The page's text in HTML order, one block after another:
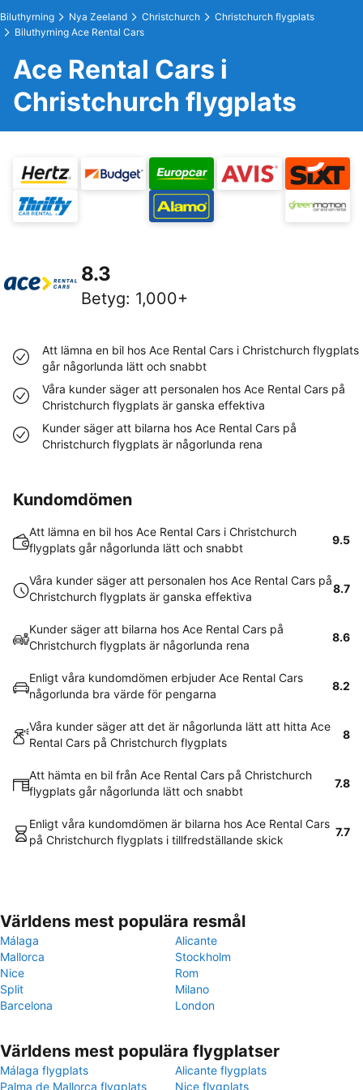
Biluthyrning Nya Zeeland Christchurch
Christchurch flygplats
Biluthyrning Ace Rental Cars
Ace Rental Cars i
Christchurch flygplats
8.3
Betyg: 1,000+
Att lämna en bil hos Ace Rental Cars i Christchurch flygplats
går någorlunda lätt och snabbt
Våra kunder säger att personalen hos Ace Rental Cars på
Christchurch flygplats är ganska effektiva
Kunder säger att bilarna hos Ace Rental Cars på
Christchurch flygplats är någorlunda rena
Kundomdömen
Att lämna en bil hos Ace Rental Cars i Christchurch
flygplats går någorlunda lätt och snabbt
9.5
Våra kunder säger att personalen hos Ace Rental Cars på
Christchurch flygplats är ganska effektiva
8.7
Kunder säger att bilarna hos Ace Rental Cars på
Christchurch flygplats är någorlunda rena
8.6
Enligt våra kundomdömen erbjuder Ace Rental Cars
någorlunda bra värde för pengarna
8.2
Våra kunder säger att det är någorlunda lätt att hitta Ace
Rental Cars på Christchurch flygplats
8
Att hämta en bil från Ace Rental Cars på Christchurch
flygplats går någorlunda lätt och snabbt
7.8
Enligt våra kundomdömen är bilarna hos Ace Rental Cars
på Christchurch flygplats i tillfredställande skick
7.7
Världens mest populära resmål
Málaga
Alicante
Mallorca
Stockholm
Nice
Rom
Split
Milano
Barcelona
London
Världens mest populära flygplatser
Málaga flygplats
Alicante flygplats
Palma de Mallorca flygplats
Nice flygplats